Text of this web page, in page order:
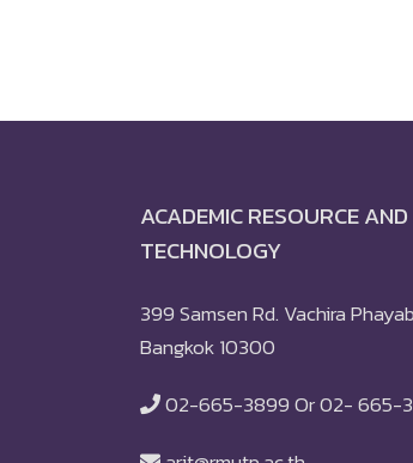
ACADEMIC RESOURCE
TECHNOLOGY
399 Samsen Rd. Vachira
Bangkok 10300
02-665-3899 Or 02- 665-